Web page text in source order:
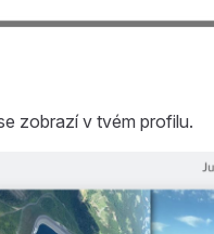
zobrazí v tvém profilu.